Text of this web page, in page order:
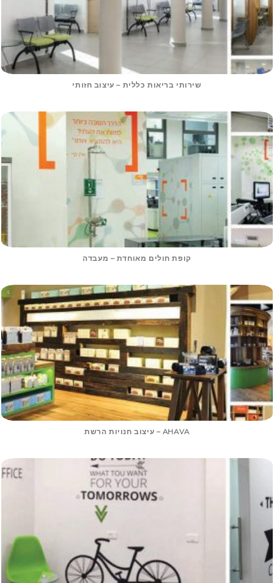
שירותי בריאות כללית – עיצוב חזותי
קופת חולים מאוחדת – מעבדה
AHAVA – עיצוב חנויות הרשת